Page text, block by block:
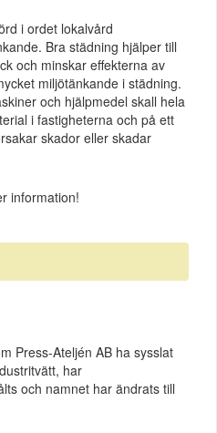
i ordet lokalvård
Bra städning hjälper till
och minskar effekterna av
miljötänkande i städning.
och hjälpmedel skall hela
i fastigheterna och på ett
skador eller skadar
information!
Press-Ateljén AB ha sysslat
har
och namnet har ändrats till